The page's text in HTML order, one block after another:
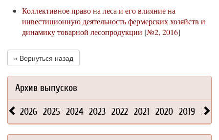
Коллективное право на леса и его влияние на
инвестиционную деятельность фермерских хозяйств и
динамику товарной лесопродукции [№2, 2016]
« Вернуться назад
Архив выпусков
2026 2025 2024 2023 2022 2021 2020 2019 2018